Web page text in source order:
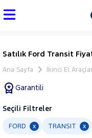
Satılık Ford Transit
Ana Sayfa İkinci El Araçlar
Garantili
Seçili Filtreler
FORD x TRANSIT x